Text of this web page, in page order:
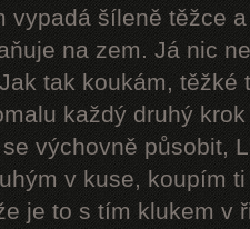
vypadá šíleně těžce
na zem. Já nic
tak koukám, těžké
každý druhý
výchovně působit,
v kuse, koupím
je to s tím klukem v